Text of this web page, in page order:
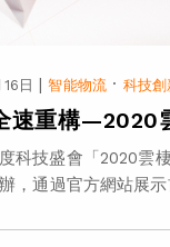
日 | 智能物流 · 科技創
速重構—2020
科技盛會「2020雲
，通過官方網站展